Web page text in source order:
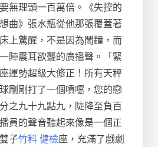
無理頭一百萬倍。《失控的
曲》張水瓶從他那張覆蓋著
上驚醒，不是因為鬧鐘，而
陣震耳欲聾的廣播聲。「緊
運勢超級大修正！所有天秤
剛剛打了一個噴嚏，您的戀
之九十九點九，陡降至負百
員的聲音聽起來像是一個正
子竹科 健檢座，充滿了戲劇